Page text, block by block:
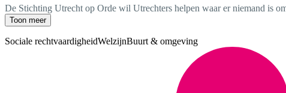
De Stichting Utrecht op Orde wil Utrechters helpen waar er niemand is
Toon meer
Sociale rechtvaardigheidWelzijnBuurt & omgeving